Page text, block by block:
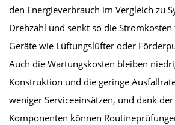
den Energieverbrauch im Vergleich zu
Drehzahl und senkt so die
Geräte wie Lüftungslüfter oder
Auch die Wartungskosten bleiben
Konstruktion und die geringe
weniger Serviceeinsätzen, und dank
Komponenten können